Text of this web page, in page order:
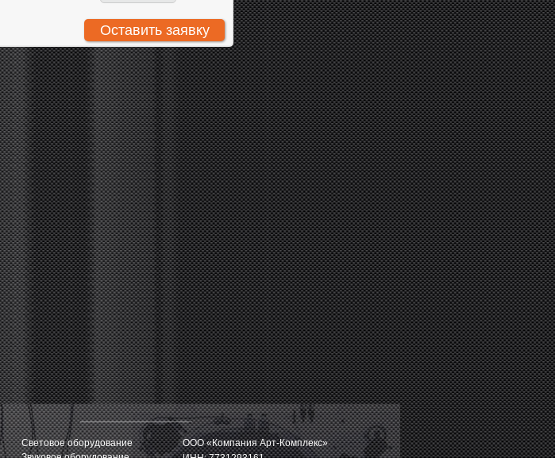
Световое оборудование
ООО «Компания Арт-Комплекс»